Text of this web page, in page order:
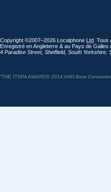
Copyright ©2007–2026 Localphone Ltd .
Enregistré en Angleterre & au Pays de Galles
4 Paradise Street, Sheffield, South Yorkshire
“THE ITSPA AWARDS 2014 AND Best